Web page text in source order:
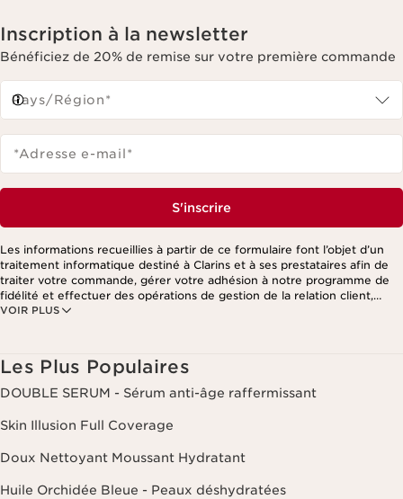
Inscription à la newsletter
Bénéficiez de 20% de remise sur votre première commande
Pays/Région*
*Adresse e-mail*
S'inscrire
VOIR PLUS
Les informations recueillies à partir de ce formulaire font l’objet d’un
traitement informatique destiné à Clarins et à ses prestataires afin de
traiter votre commande, gérer votre adhésion à notre programme de
fidélité et effectuer des opérations de gestion de la relation client,
notamment pour vous adresser des offres personnalisées en fonction
Les Plus Populaires
DOUBLE SERUM - Sérum anti-âge raffermissant
Skin Illusion Full Coverage
Doux Nettoyant Moussant Hydratant
Huile Orchidée Bleue - Peaux déshydratées